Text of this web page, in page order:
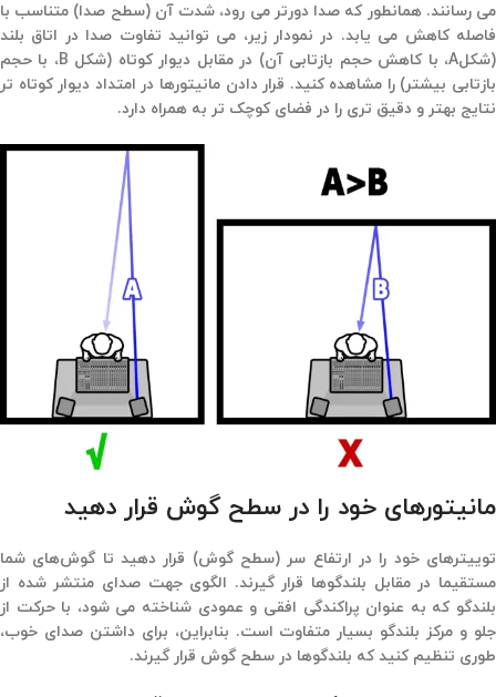
می رسانند. همانطور که صدا دورتر می رود، شدت آن (سطح صدا) متناسب با
فاصله کاهش می یابد. در نمودار زیر، می توانید تفاوت صدا در اتاق بلند
(شکلA، با کاهش حجم بازتابی آن) در مقابل دیوار کوتاه (شکل B، با حجم
بازتابی بیشتر) را مشاهده کنید. قرار دادن مانیتورها در امتداد دیوار کوتاه تر
نتایج بهتر و دقیق تری را در فضای کوچک تر به همراه دارد.
مانیتورهای خود را در سطح گوش قرار دهید
توییترهای خود را در ارتفاع سر (سطح گوش) قرار دهید تا گوش‌های شما
مستقیما در مقابل بلندگوها قرار گیرند. الگوی جهت صدای منتشر شده از
بلندگو که به عنوان پراکندگی افقی و عمودی شناخته می شود، با حرکت از
جلو و مرکز بلندگو بسیار متفاوت است. بنابراین، برای داشتن صدای خوب،
طوری تنظیم کنید که بلندگوها در سطح گوش قرار گیرند.